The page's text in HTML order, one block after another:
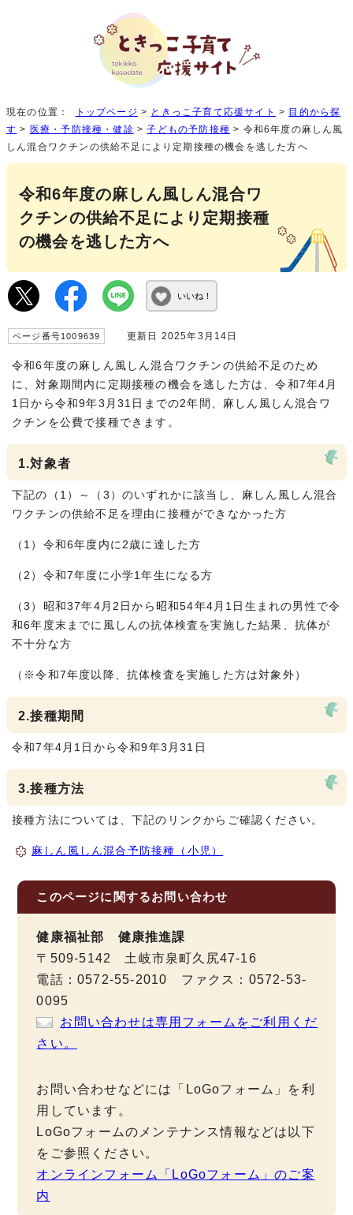
現在の位置： トップページ > ときっこ子育て応援サイト > 目的から探
す > 医療・予防接種・健診 >子どもの予防接種 > 令和6年度の麻しん風
しん混合ワクチンの供給不足により定期接種の機会を逃した方へ
令和6年度の麻しん風しん混合ワ
クチンの供給不足により定期接種
の機会を逃した方へ
いいね！
ページ番号1009639 更新日 2025年3月14日
令和6年度の麻しん風しん混合ワクチンの供給不足のため
に、対象期間内に定期接種の機会を逃した方は、令和7年4月
1日から令和9年3月31日までの2年間、麻しん風しん混合ワ
クチンを公費で接種できます。
1.対象者
下記の（1）～（3）のいずれかに該当し、麻しん風しん混合
ワクチンの供給不足を理由に接種ができなかった方
（1）令和6年度内に2歳に達した方
（2）令和7年度に小学1年生になる方
（3）昭和37年4月2日から昭和54年4月1日生まれの男性で令
和6年度末までに風しんの抗体検査を実施した結果、抗体が
不十分な方
（※令和7年度以降、抗体検査を実施した方は対象外）
2.接種期間
令和7年4月1日から令和9年3月31日
3.接種方法
接種方法については、下記のリンクからご確認ください。
麻しん風しん混合予防接種（小児）
このページに関するお問い合わせ
健康福祉部 健康推進課
〒509-5142 土岐市泉町久尻47-16
電話：0572-55-2010 ファクス：0572-53-
0095
お問い合わせは専用フォームをご利用くだ
さい。
お問い合わせなどには「LoGoフォーム」を利
用しています。
LoGoフォームのメンテナンス情報などは以下
をご参照ください。
オンラインフォーム「LoGoフォーム」のご案
内